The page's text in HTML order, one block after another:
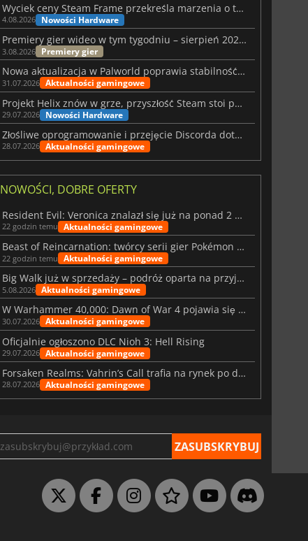
Wyciek ceny Steam Frame przekreśla marzenia o tanim zestawie VR
4.08.2026 Nowości Hardware
Premiery gier wideo w tym tygodniu – sierpień 2026 r. (32. tydzień)
3.08.2026 Premiery gier
Nowa aktualizacja w Palworld poprawia stabilność Sunreach i walk z bossami
31.07.2026 Aktualności gamingowe
Projekt Helix znów w grze, przyszłość Steam stoi pod znakiem zapytania
29.07.2026 Nowości Hardware
Złośliwe oprogramowanie i przejęcie Discorda dotknęły Meccha Chameleon
28.07.2026 Aktualności gamingowe
NOWOŚCI, DOBRE OFERTY
Resident Evil: Veronica znalazł się już na ponad 2 milionach list życzeń
22 godzin temu Aktualności gamingowe
Beast of Reincarnation: twórcy serii gier Pokémon wkraczają na nową ścieżkę
22 godzin temu Aktualności gamingowe
Big Walk już w sprzedaży – podróż oparta na przyjaźni
5.08.2026 Aktualności gamingowe
W Warhammer 40,000: Dawn of War 4 pojawia się frakcja Nekronów
30.07.2026 Aktualności gamingowe
Oficjalnie ogłoszono DLC Nioh 3: Hell Rising
29.07.2026 Aktualności gamingowe
Forsaken Realms: Vahrin’s Call trafia na rynek po dziesięciu latach prac
28.07.2026 Aktualności gamingowe